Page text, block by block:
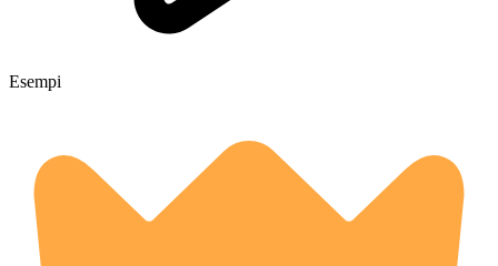
Esempi